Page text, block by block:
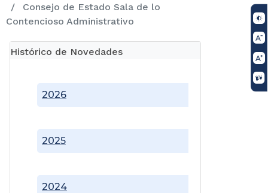
Consejo de Estado Sala de lo
Contencioso Administrativo
Histórico de Novedades
2024
2025
2026